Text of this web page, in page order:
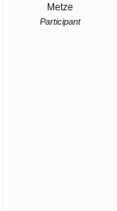
Metze
Participant